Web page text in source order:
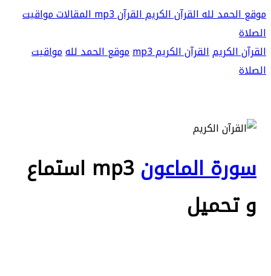
موقع الحمد للهالقرآن الكريمالقرآن mp3 المقالاتمواقيت
الصلاة
القرآن الكريمالقرآن الكريم mp3 موقع الحمد للهمواقيت
الصلاة
سورة الماعون
mp3 استماع
و تحميل